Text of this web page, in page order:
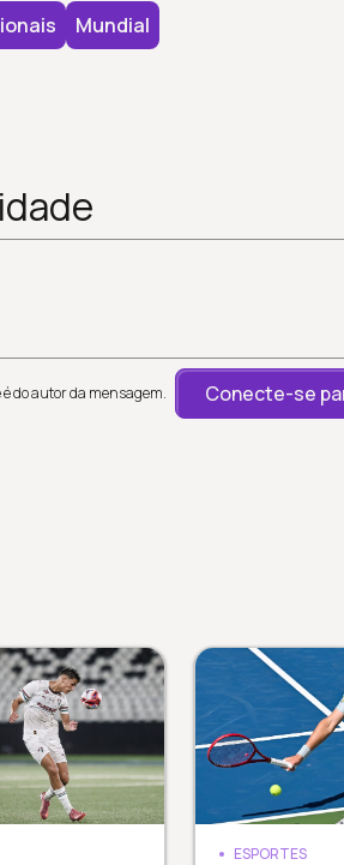
Mundial
do autor da mensagem. Conecte-se
ESPORTES